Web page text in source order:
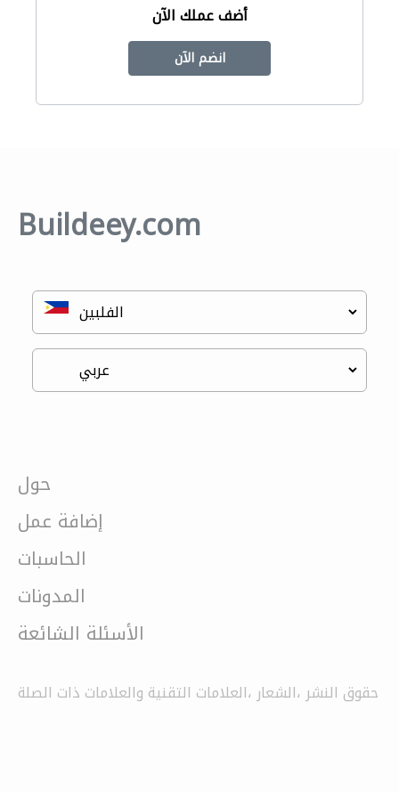
أضف عملك الآن
انضم الآن
Buildeey.com
حول
إضافة عمل
الحاسبات
المدونات
الأسئلة الشائعة
حقوق النشر ،الشعار ،العلامات التقنية والعلامات ذات الصلة